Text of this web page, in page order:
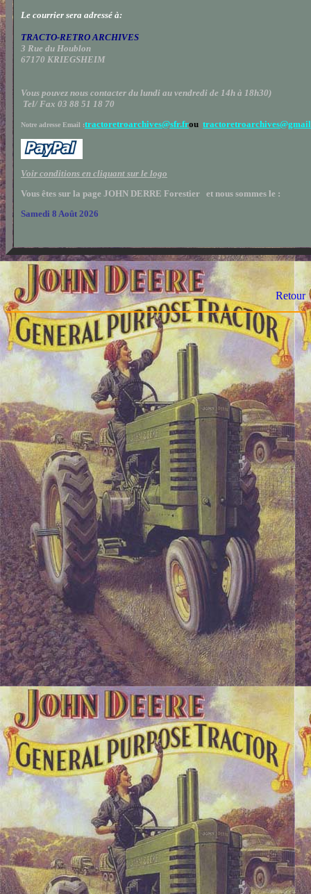
Le courrier sera adressé à:
TRACTO-RETRO ARCHIVES
3 Rue du Houblon
67170 KRIEGSHEIM
Vous pouvez nous contacter du lundi au vendredi de 14h à 18h30)
Tel/ Fax 03 88 51 18 70
Notre adresse Email :tractoretroarchives@sfr.frou
Voir conditions en cliquant sur le logo
Vous êtes sur la page JOHN DERRE Forestier et nous sommes le :
Samedi 8 Août 2026